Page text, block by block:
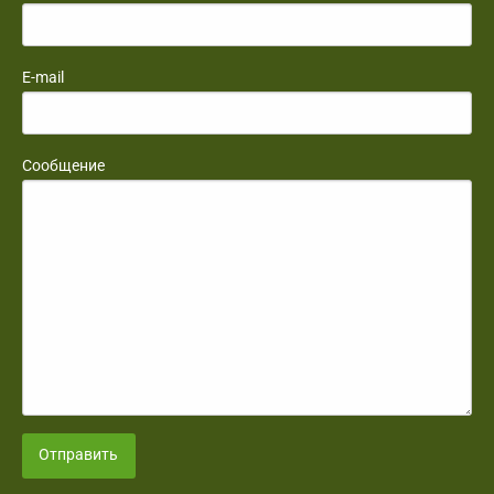
E-mail
Сообщение
Отправить